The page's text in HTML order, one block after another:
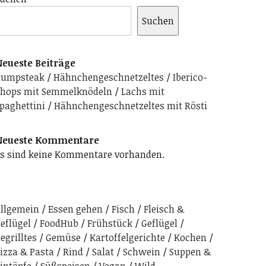
Suchen
Beiträge
Hähnchengeschnetzeltes
Iberico-
mit Semmelknödeln
Lachs mit
Hähnchengeschnetzeltes mit Rösti
Kommentare
sind keine Kommentare vorhanden.
Essen gehen Fisch
Fleisch &
FoodHub Frühstück
Geflügel
Gemüse Kartoffelgerichte
Kochen
& Pasta
Rind Salat Schwein
Suppen &